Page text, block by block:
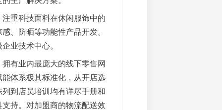
注重科技面料在休闲服饰中的
、防晒等功能性产品开发。
业技术中心。
拥有业内最庞大的线下零售网
能体系极其标准化，从开店选
到店员培训均有详尽手册和
持。对加盟商的物流配送效